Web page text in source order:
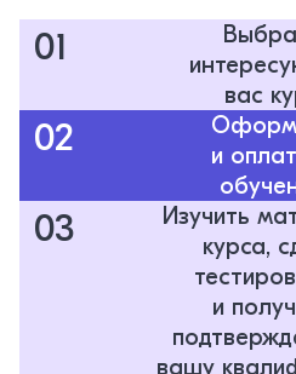
01
вас
02
и
03
Изучить
курса,
и
вашу